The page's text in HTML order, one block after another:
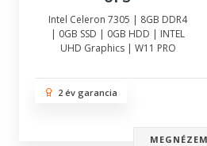
Intel Celeron 7305 | 8GB DDR4
| 0GB SSD | 0GB HDD | INTEL
UHD Graphics | W11 PRO
2 év garancia
MEGNÉZEM